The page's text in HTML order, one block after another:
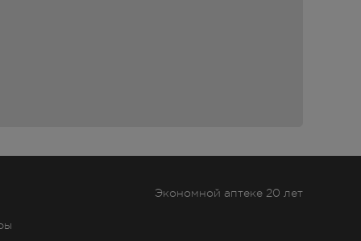
Экономной аптеке 20 лет